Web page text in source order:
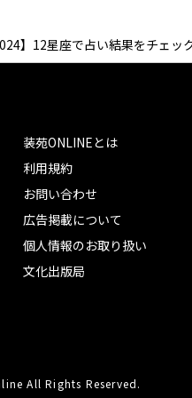
】12星座で占い結果をチェッ
装苑ONLINEとは
利用規約
お問い合わせ
広告掲載について
個人情報のお取り扱い
文化出版局
All Rights Reserved.